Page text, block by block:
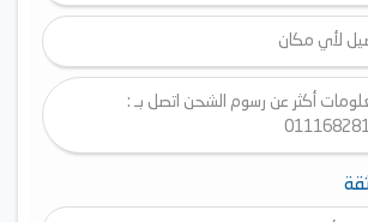
لأي مكان
أكثر عن رسوم الشحن اتصل بـ :